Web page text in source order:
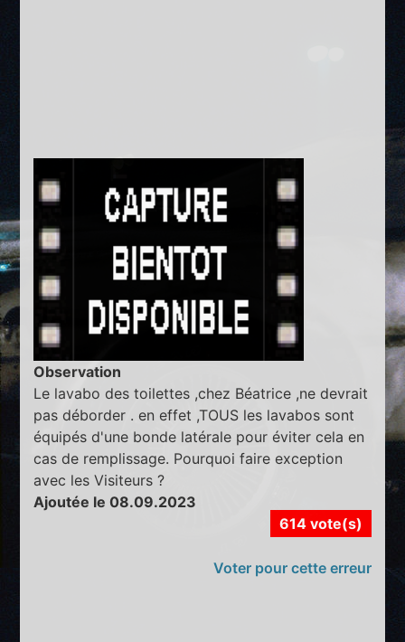
Observation
Le lavabo des toilettes ,chez Béatrice ,ne devrait
pas déborder . en effet ,TOUS les lavabos sont
équipés d'une bonde latérale pour éviter cela en
cas de remplissage. Pourquoi faire exception
avec les Visiteurs ?
Ajoutée le 08.09.2023
614 vote(s)
Voter pour cette erreur